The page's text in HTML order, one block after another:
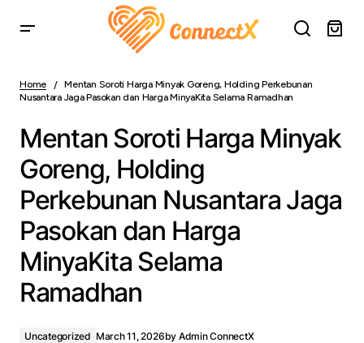
Nusantara Jaga Pasokan dan Harga MinyaKita Selama
Ramadhan
Home
Mentan Soroti Harga Minyak Goreng, Holding Perkebunan
Nusantara Jaga Pasokan dan Harga MinyaKita Selama Ramadhan
Mentan Soroti Harga Minyak
Goreng, Holding
Perkebunan Nusantara Jaga
Pasokan dan Harga
MinyaKita Selama
Ramadhan
Uncategorized March 11, 2026by Admin ConnectX